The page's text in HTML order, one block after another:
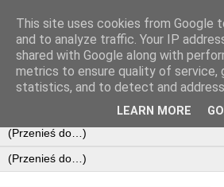
This site uses cookies from Google
and to analyze traffic. Your IP
shared with Google along with
metrics to ensure quality of service,
statistics, and to detect and
LEARN MORE